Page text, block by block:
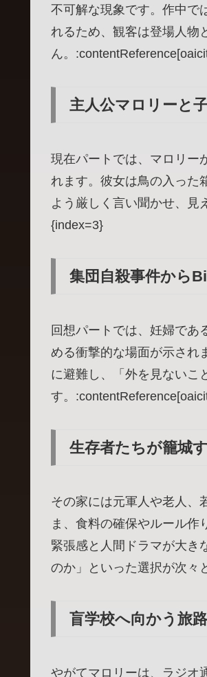
不可解な現象です。作中で
れるため、観客は登場人物
ん。
主人公マロリーと
現在パートでは、マロリー
れます。彼女は鳥の入った
よう厳しく言い聞かせ、見
{index=3}
集団自殺事件から
回想パートでは、妊婦であ
める衝撃的な場面が示され
に避難し、「外を見ないこ
す。
生存者たちが籠城
その家には元軍人や老人、
ま、食料の確保やルール
緊張感と人間ドラマが大き
のか」といった選択が次々
盲学校へ向かう旅
やがてマロリーは、ラジオ